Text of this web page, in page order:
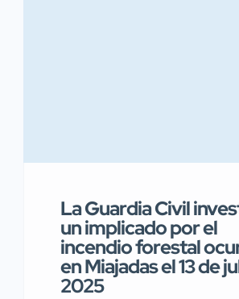
La Guardia Civil
un implicado por el
incendio forestal
en Miajadas el 13 de
2025